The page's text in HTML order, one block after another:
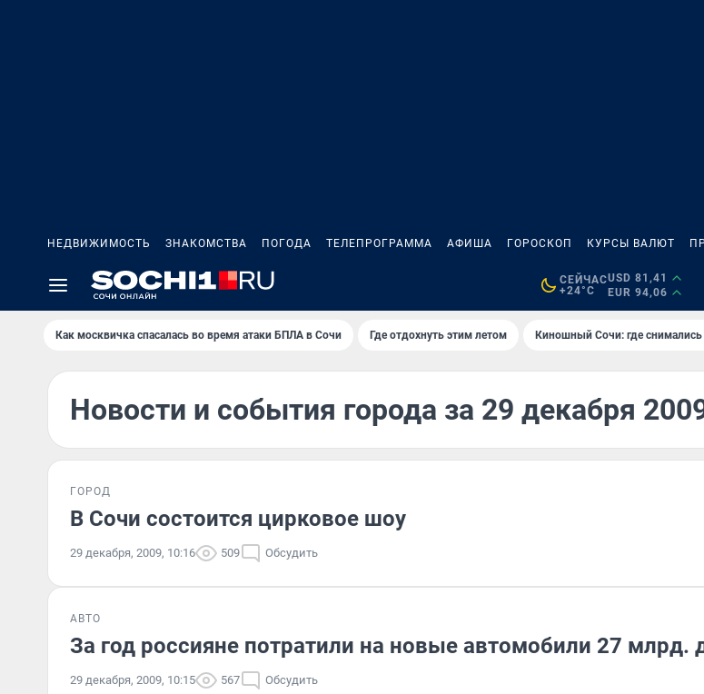
НЕДВИЖИМОСТЬ ЗНАКОМСТВА ПОГОДА ТЕЛЕПРОГРАММА АФИША ГОРОСКОП КУРСЫ ВАЛЮТ
СЕЙЧАС
+24°C
USD 81,41
EUR 94,06
Как москвичка спасалась во время атаки БПЛА в Сочи Где отдохнуть этим летом Киношный Сочи: где
Новости и события города за 29 декабря
ГОРОД
В Сочи состоится цирковое шоу
29 декабря, 2009, 10:16 509 Обсудить
АВТО
За год россияне потратили на новые автомобили 27 млрд.
29 декабря, 2009, 10:15 567 Обсудить